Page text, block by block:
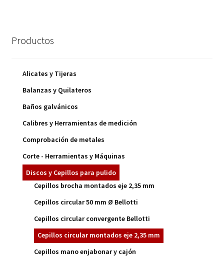
Productos
Alicates y Tijeras
Balanzas y Quilateros
Baños galvánicos
Calibres y Herramientas de medición
Comprobación de metales
Corte - Herramientas y Máquinas
Discos y Cepillos para pulido
Cepillos brocha montados eje 2,35 mm
Cepillos circular 50 mm Ø Bellotti
Cepillos circular convergente Bellotti
Cepillos circular montados eje 2,35 mm
Cepillos mano enjabonar y cajón